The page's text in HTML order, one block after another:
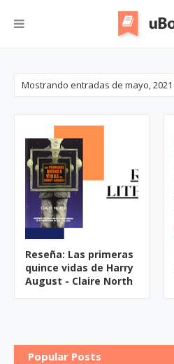
Mostrando entradas de mayo, 2021
Reseña: Las primeras
quince vidas de Harry
August - Claire North
Popular Posts